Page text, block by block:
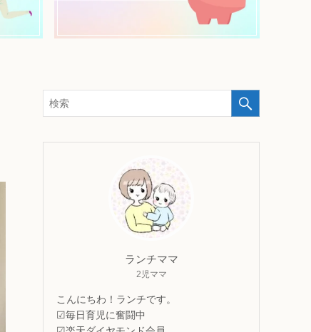
ランチママ
2児ママ
こんにちわ！ランチです。
☑毎日育児に奮闘中